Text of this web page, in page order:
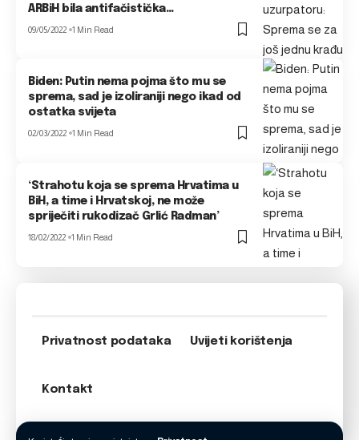
ARBiH bila antifačistička…
09/05/2022 1 Min Read
Biden: Putin nema pojma što mu se
sprema, sad je izoliraniji nego ikad od
ostatka svijeta
02/03/2022 1 Min Read
‘Strahotu koja se sprema Hrvatima u
BiH, a time i Hrvatskoj, ne može
spriječiti rukodizač Grlić Radman’
18/02/2022 1 Min Read
Privatnost podataka Uvijeti korištenja
Kontakt